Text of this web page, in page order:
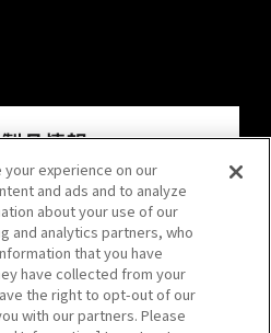
experience on our
and ads and to analyze
about your use of our
and analytics partners, who
that you have
have collected from your
the right to opt-out of our
with our partners. Please